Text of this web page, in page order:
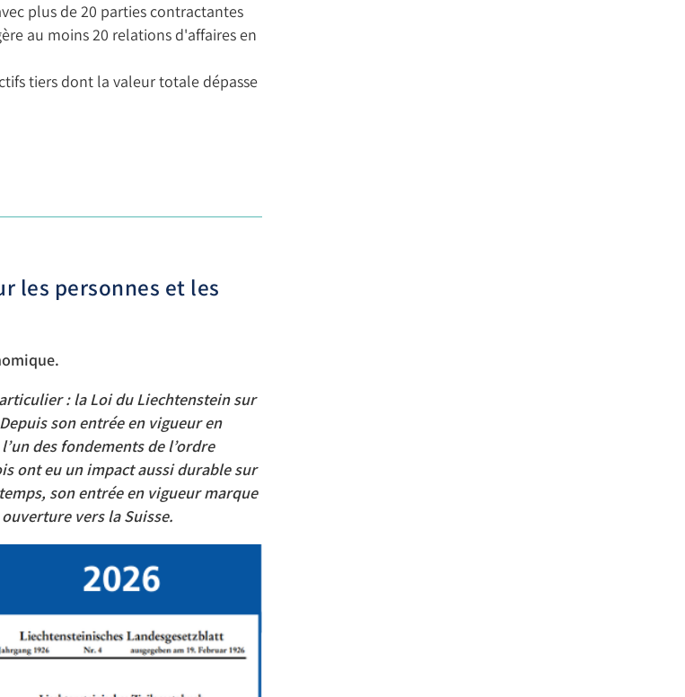
plus de 20 parties contractantes
au moins 20 relations d'affaires en
tiers dont la valeur totale dépasse
les personnes et les
: la Loi du Liechtenstein sur
son entrée en vigueur en
des fondements de l’ordre
ont eu un impact aussi durable sur
son entrée en vigueur marque
vers la Suisse.